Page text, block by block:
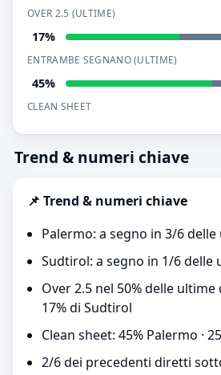
OVER 2.5 (ULTIME)
17%
ENTRAMBE SEGNANO (ULTIME)
45%
CLEAN SHEET
Trend & numeri chiave
📌 Trend & numeri chiave
Palermo: a segno in 3/6
Sudtirol: a segno in 1/6 delle
Over 2.5 nel 50% delle
17% di Sudtirol
Clean sheet: 45% Palermo ·
2/6 dei precedenti diretti